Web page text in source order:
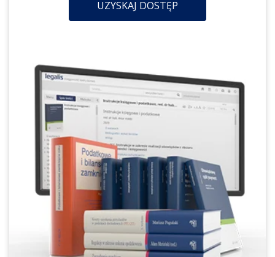
UZYSKAJ DOSTĘP